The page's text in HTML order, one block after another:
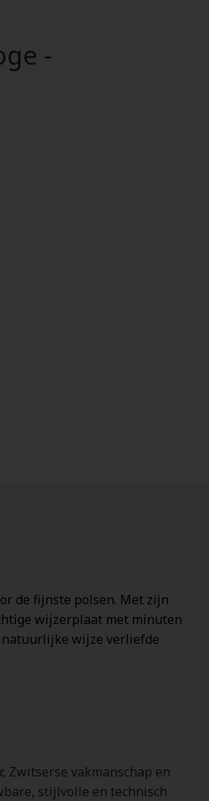
-
de fijnste polsen. Met zijn
wijzerplaat met minuten
natuurlijke wijze verliefde
Zwitserse vakmanschap en
stijlvolle en technisch